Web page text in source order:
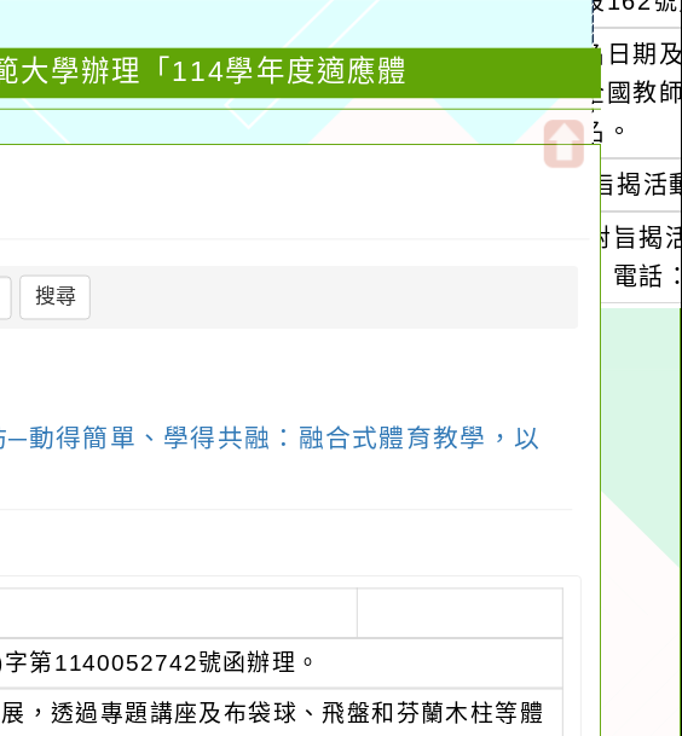
大學辦理「114學年度適應體
搜尋
動得簡單、學得共融：融合式體育教學，以
第1140052742號函辦理。
，透過專題講座及布袋球、飛盤和芬蘭木柱等體